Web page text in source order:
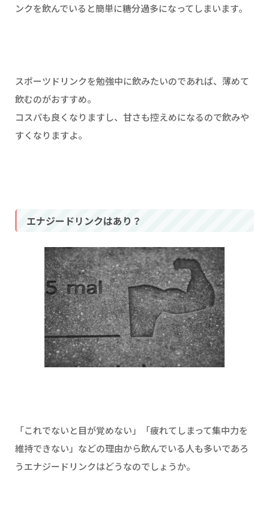
ンクを飲んでいると簡単に糖分過多になってしまいます。
スポーツドリンクを勉強中に飲みたいのであれば、薄めて
飲むのがおすすめ。
コスパも良くなりますし、甘さも控えめになるので飲みや
すくなりますよ。
エナジードリンクはあり？
「これでないと目が覚めない」「疲れてしまって集中力を
維持できない」などの理由から飲んでいる人も多いであろ
うエナジードリンクはどうなのでしょうか。